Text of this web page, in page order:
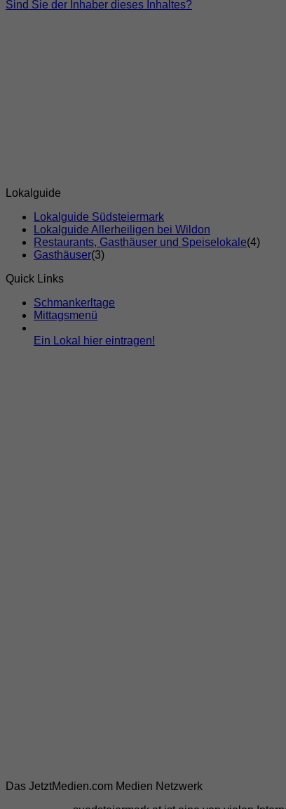
Sind Sie der Inhaber dieses Inhaltes?
Lokalguide
Lokalguide Südsteiermark
Lokalguide Allerheiligen bei Wildon
Restaurants, Gasthäuser und Speiselokale(4)
Gasthäuser(3)
Quick Links
Schmankerltage
Mittagsmenü
Ein Lokal hier eintragen!
Das JetztMedien.com Medien Netzwerk